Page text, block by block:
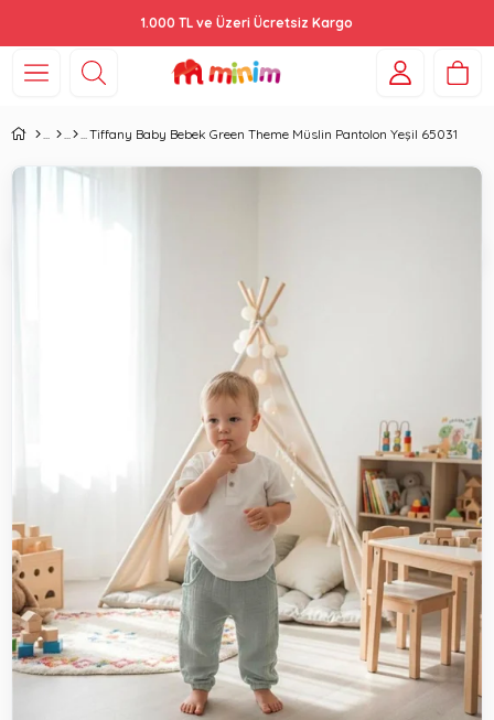
1.000 TL ve Üzeri Ücretsiz Kargo
Tiffany Baby Bebek Green Theme Müslin Pantolon Yeşil 65031